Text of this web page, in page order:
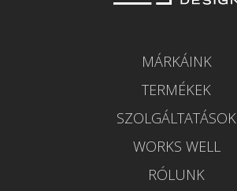
MÁRKÁINK
TERMÉKEK
SZOLGÁLTATÁSOK
WORKS WELL
RÓLUNK